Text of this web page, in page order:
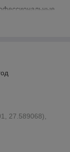
различных
27.589068),